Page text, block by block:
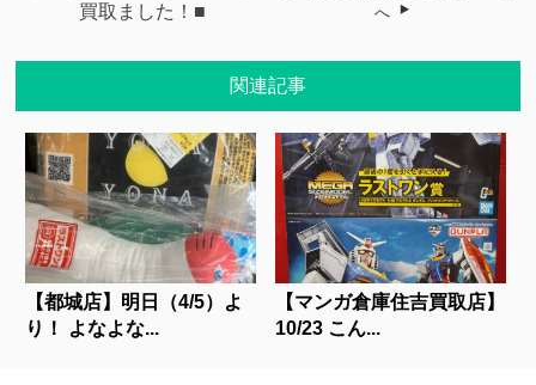
買取ました！■
へ
関連記事
【都城店】明日（4/5）よ
り！ よなよな...
【マンガ倉庫住吉買取店】
10/23 こん...